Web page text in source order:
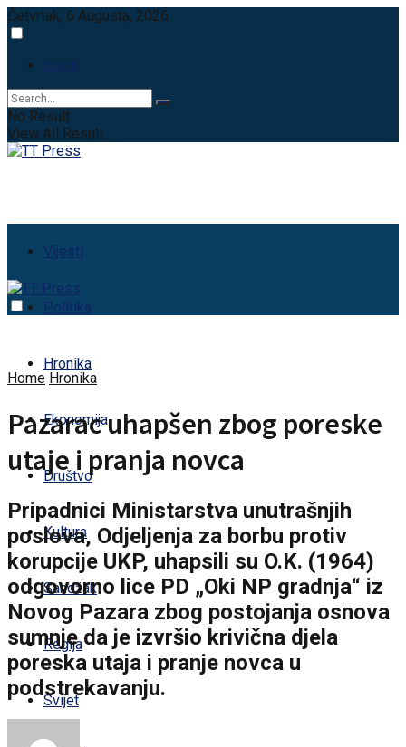
Četvrtak, 6 Augusta, 2026
Login
No Result
View All Result
Vijesti
Politika
Hronika
Ekonomija
Društvo
Kultura
Sandžak
Regija
Svijet
Home Hronika
Pazarac uhapšen zbog poreske
utaje i pranja novca
Pripadnici Ministarstva unutrašnjih
poslova, Odjeljenja za borbu protiv
korupcije UKP, uhapsili su O.K. (1964)
odgovorno lice PD „Oki NP gradnja“ iz
Novog Pazara zbog postojanja osnova
sumnje da je izvršio krivična djela
poreska utaja i pranje novca u
podstrekavanju.